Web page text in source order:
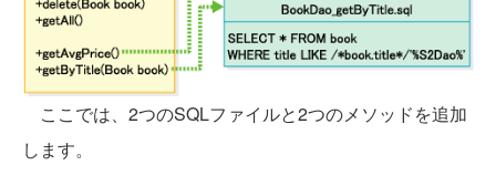
ここでは、2つのSQLファイルと2つのメソッドを追加
します。